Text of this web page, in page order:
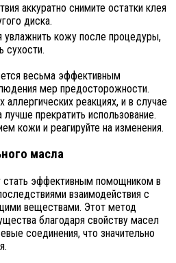
аккуратно снимите остатки клея
диска.
увлажнить кожу после процедуры,
сухости.
весьма эффективным
мер предосторожности.
реакциях, и в случае
прекратить использование.
кожи и реагируйте на изменения.
масла
эффективным помощником в
взаимодействия с
веществами. Этот метод
благодаря свойству масел
соединения, что значительно